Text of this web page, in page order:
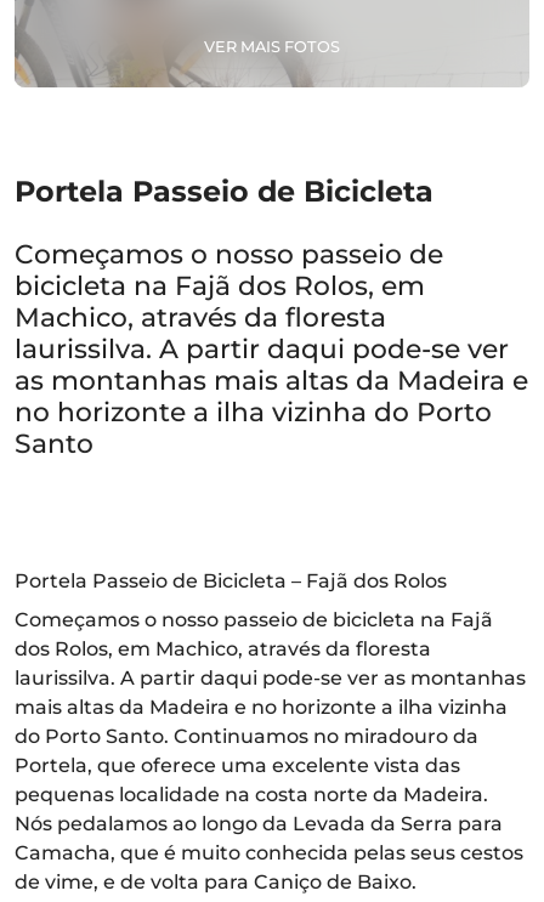
VER MAIS FOTOS
Portela Passeio de Bicicleta
Começamos o nosso passeio de
bicicleta na Fajã dos Rolos, em
Machico, através da floresta
laurissilva. A partir daqui pode-se ver
as montanhas mais altas da Madeira e
no horizonte a ilha vizinha do Porto
Santo
Portela Passeio de Bicicleta – Fajã dos Rolos
Começamos o nosso passeio de bicicleta na Fajã
dos Rolos, em Machico, através da floresta
laurissilva. A partir daqui pode-se ver as montanhas
mais altas da Madeira e no horizonte a ilha vizinha
do Porto Santo. Continuamos no miradouro da
Portela, que oferece uma excelente vista das
pequenas localidade na costa norte da Madeira.
Nós pedalamos ao longo da Levada da Serra para
Camacha, que é muito conhecida pelas seus cestos
de vime, e de volta para Caniço de Baixo.